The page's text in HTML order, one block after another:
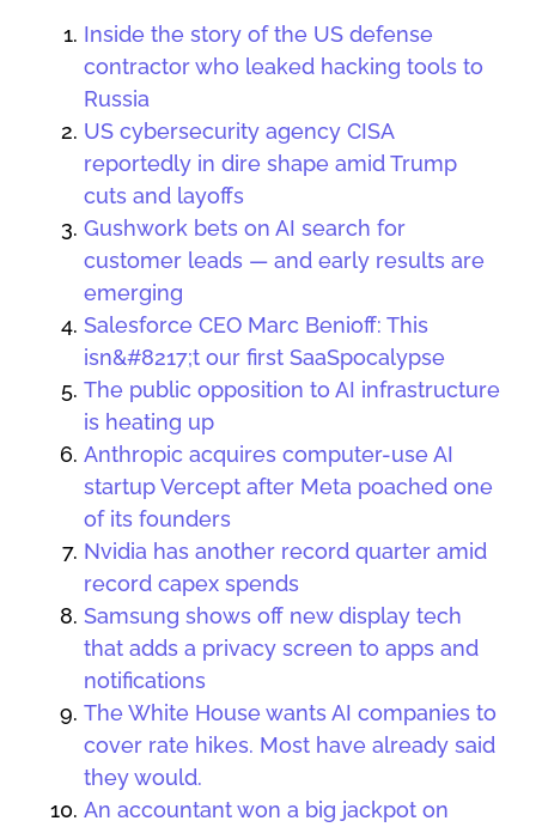
Inside the story of the US defense
contractor who leaked hacking tools to
Russia
US cybersecurity agency CISA
reportedly in dire shape amid Trump
cuts and layoffs
Gushwork bets on AI search for
customer leads — and early results are
emerging
Salesforce CEO Marc Benioff: This
isn&#8217;t our first SaaSpocalypse
The public opposition to AI infrastructure
is heating up
Anthropic acquires computer-use AI
startup Vercept after Meta poached one
of its founders
Nvidia has another record quarter amid
record capex spends
Samsung shows off new display tech
that adds a privacy screen to apps and
notifications
The White House wants AI companies to
cover rate hikes. Most have already said
they would.
An accountant won a big jackpot on